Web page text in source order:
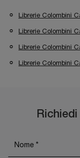
Librerie Colombini
Librerie Colombini
Librerie Colombini
Librerie Colombini